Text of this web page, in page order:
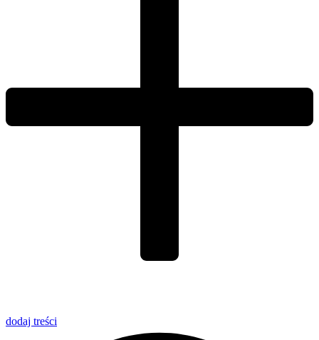
dodaj treści